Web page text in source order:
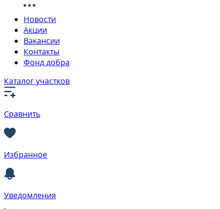
Новости
Акции
Вакансии
Контакты
Фонд добра
Каталог участков
Сравнить
Избранное
Уведомления